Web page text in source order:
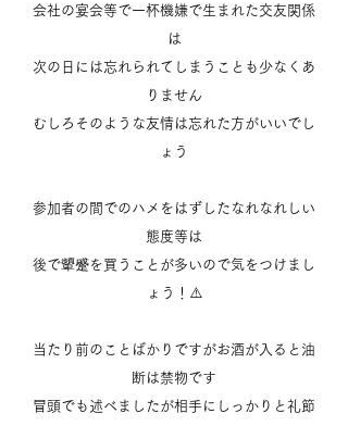
会社の宴会等で一杯機嫌で生まれた交友関係
は
次の日には忘れられてしまうことも少なくあ
りません
むしろそのような友情は忘れた方がいいでし
ょう
参加者の間でのハメをはずしたなれなれしい
態度等は
後で顰蹙を買うことが多いので気をつけまし
ょう！⚠️
当たり前のことばかりですがお酒が入ると油
断は禁物です
冒頭でも述べましたが相手にしっかりと礼節